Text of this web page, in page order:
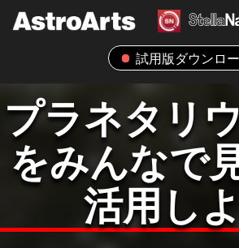
試用版ダウンロ
プラネタリ
をみんなで
活用し